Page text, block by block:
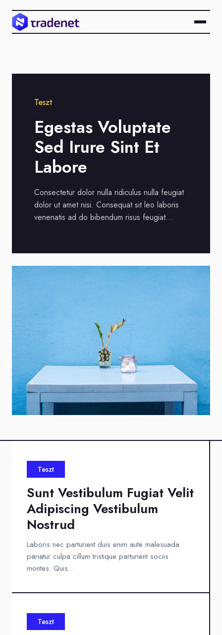
Teszt
Egestas Voluptate
Sed Irure Sint Et
Labore
Consectetur dolor nulla ridiculus nulla feugiat
dolor ut amet nisi. Consequat sit leo laboris
venenatis ad do bibendum risus feugiat…
Teszt
Sunt Vestibulum Fugiat Velit
Adipiscing Vestibulum
Nostrud
Laboris nec parturient duis enim aute malesuada
pariatur culpa cillum tristique parturient sociis
montes. Quis…
Teszt